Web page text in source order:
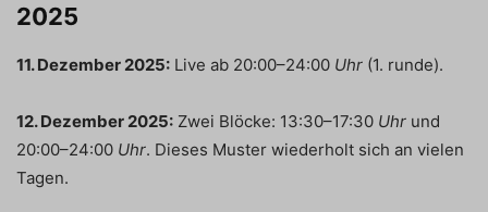
2025
11. Dezember 2025: Live ab 20:00–24:00 Uhr (1. runde).
12. Dezember 2025: Zwei Blöcke: 13:30–17:30 Uhr und
20:00–24:00 Uhr. Dieses Muster wiederholt sich an vielen
Tagen.